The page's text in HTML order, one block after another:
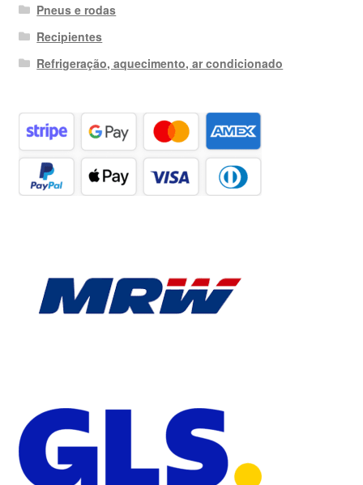
Pneus e rodas
Recipientes
Refrigeração, aquecimento, ar condicionado